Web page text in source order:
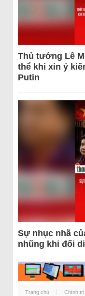
Thủ tướng Lê
thể khi xin ý
Putin
Sự nhục nhã
nhũng khi đối
Trang chủ Chính trị